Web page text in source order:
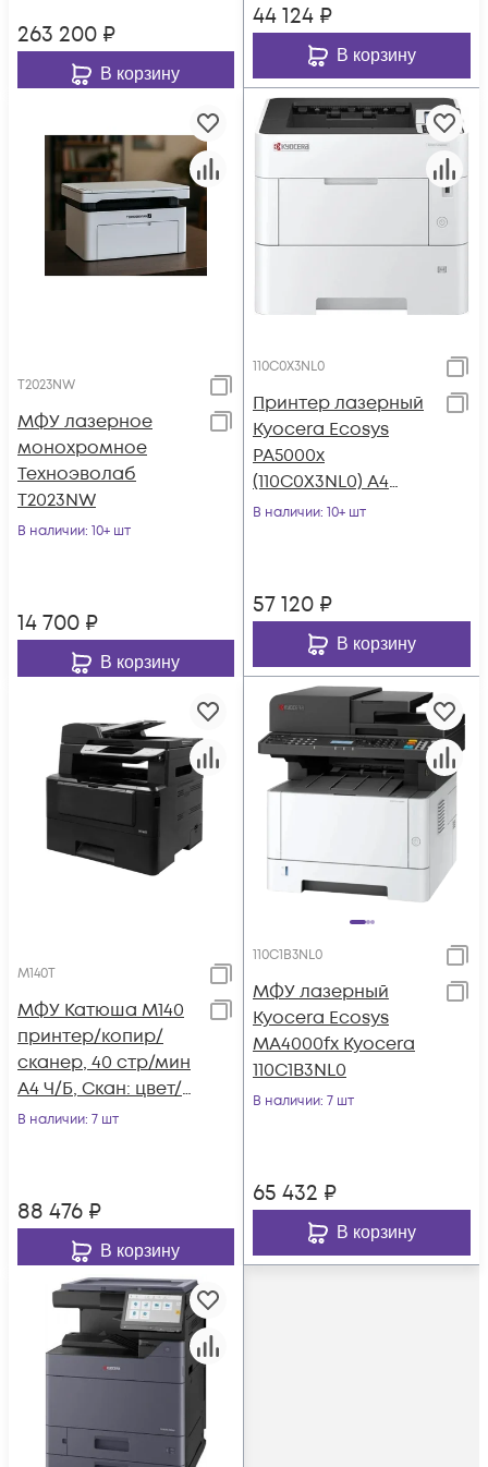
263 200 ₽
В корзину
44 124 ₽
В корзину
T2023NW
МФУ лазерное
монохромное
Техноэволаб
T2023NW
В наличии: 10+ шт
14 700 ₽
В корзину
110C0X3NL0
Принтер лазерный
Kyocera Ecosys
PA5000x
(110C0X3NL0) A4
Duplex белый
В наличии: 10+ шт
57 120 ₽
В корзину
M140T
МФУ Катюша M140
принтер/копир/
сканер, 40 стр/мин
А4 Ч/Б, Скан: цвет/
чб, большой лоток
В наличии: 7 шт
88 476 ₽
В корзину
110C1B3NL0
МФУ лазерный
Kyocera Ecosys
MA4000fx Kyocera
110C1B3NL0
В наличии: 7 шт
65 432 ₽
В корзину